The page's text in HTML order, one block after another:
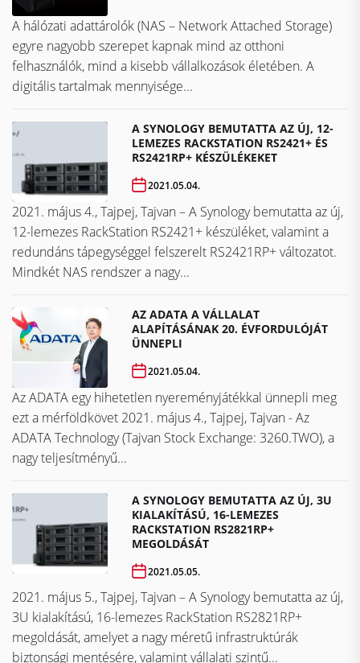
A hálózati adattárolók (NAS – Network Attached Storage)
egyre nagyobb szerepet kapnak mind az otthoni
felhasználók, mind a kisebb vállalkozások életében. A
digitális tartalmak mennyisége...
A SYNOLOGY BEMUTATTA AZ ÚJ, 12-
LEMEZES RACKSTATION RS2421+ ÉS
RS2421RP+ KÉSZÜLÉKEKET
2021.05.04.
2021. május 4., Tajpej, Tajvan – A Synology bemutatta az új,
12-lemezes RackStation RS2421+ készüléket, valamint a
redundáns tápegységgel felszerelt RS2421RP+ változatot.
Mindkét NAS rendszer a nagy...
AZ ADATA A VÁLLALAT
ALAPÍTÁSÁNAK 20. ÉVFORDULÓJÁT
ÜNNEPLI
2021.05.04.
Az ADATA egy hihetetlen nyereményjátékkal ünnepli meg
ezt a mérföldkövet ​​​​​​​2021. május 4., Tajpej, Tajvan - Az
ADATA Technology (Tajvan Stock Exchange: 3260.TWO), a
nagy teljesítményű...
A SYNOLOGY BEMUTATTA AZ ÚJ, 3U
KIALAKÍTÁSÚ, 16-LEMEZES
RACKSTATION RS2821RP+
MEGOLDÁSÁT
2021.05.05.
2021. május 5., Tajpej, Tajvan – A Synology bemutatta az új,
3U kialakítású, 16-lemezes RackStation RS2821RP+
megoldását, amelyet a nagy méretű infrastruktúrák
biztonsági mentésére, valamint vállalati szintű...